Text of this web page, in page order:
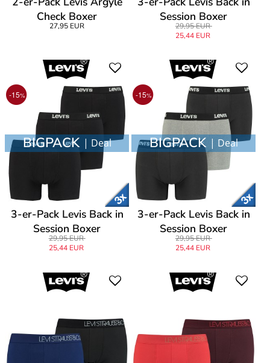
Check Boxer
27,95 EUR
Session Boxer
29,95 EUR
25,44 EUR
-15%
BIGPACK | Deal
3-er-Pack Levis Back in
Session Boxer
29,95 EUR
25,44 EUR
-15%
BIGPACK | Deal
3-er-Pack Levis Back in
Session Boxer
29,95 EUR
25,44 EUR